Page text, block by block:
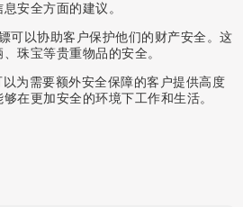
安全方面的建议。
可以协助客户保护他们的财产安全。这
珠宝等贵重物品的安全。
为需要额外安全保障的客户提供高度
在更加安全的环境下工作和生活。